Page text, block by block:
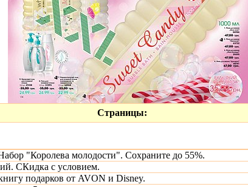
Страницы:
"Королева молодости". Сохраните до 55%.
СКидка с условием.
подарков от AVON и Disney.